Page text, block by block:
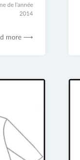
de l'année
2014
more ⟶